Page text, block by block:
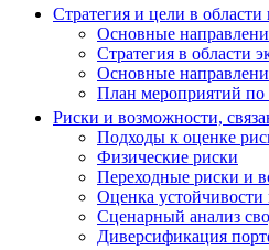
Стратегия и цели в
Основные
Стратегия в области
Основные
План мероприятий по
Риски и возможности,
Подходы к оценке
Физические риски
Переходные риски и
Оценка устойчивости
Сценарный анализ
Диверсификация